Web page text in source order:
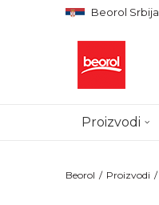
Beorol Srbija
Proizvodi
Beorol Proizvodi